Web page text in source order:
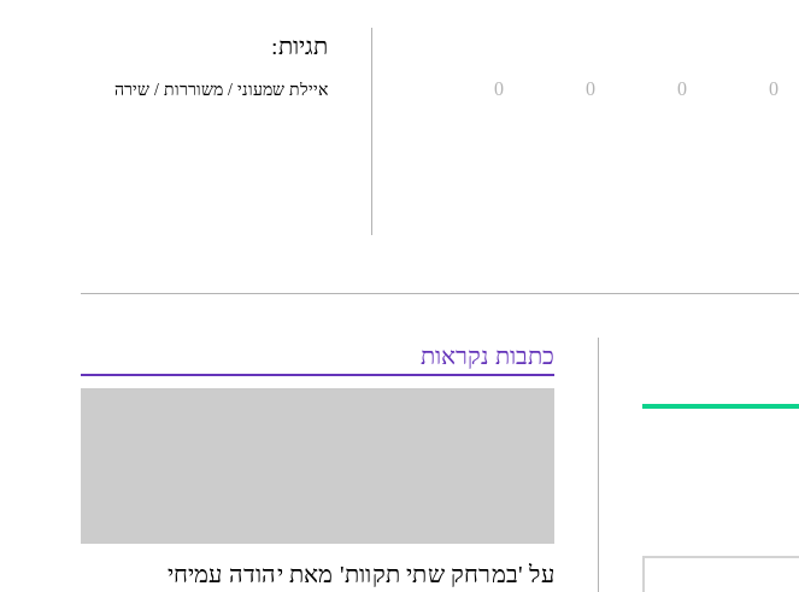
0 0 0 0
תגיות:
איילת שמעוני משוררות שירה
כתבות נקראות
על 'במרחק שתי תקוות' מאת יהודה עמיחי